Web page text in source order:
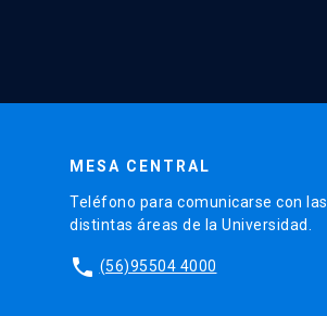
MESA CENTRAL
Teléfono para comunicarse con las
distintas áreas de la Universidad.
phone (56)95504 4000